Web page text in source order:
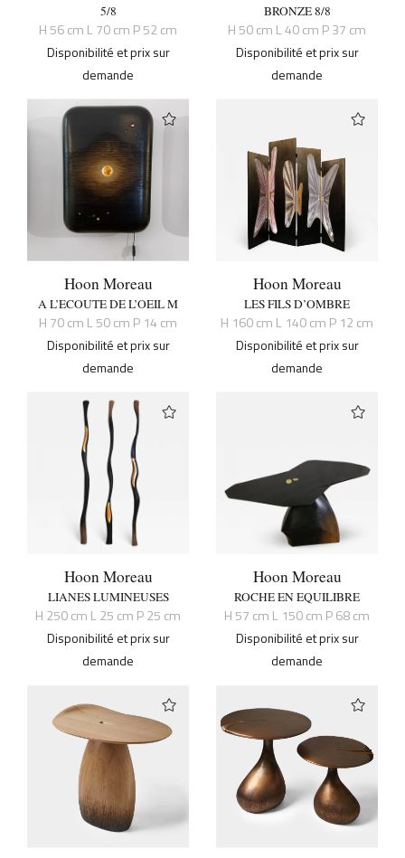
5/8
H 56 cm L 70 cm P 52 cm
Disponibilité et prix sur
demande
BRONZE 8/8
H 50 cm L 40 cm P 37 cm
Disponibilité et prix sur
demande
Hoon Moreau
A L’ECOUTE DE L’OEIL M
H 70 cm L 50 cm P 14 cm
Disponibilité et prix sur
demande
Hoon Moreau
LES FILS D’OMBRE
H 160 cm L 140 cm P 12 cm
Disponibilité et prix sur
demande
Hoon Moreau
LIANES LUMINEUSES
H 250 cm L 25 cm P 25 cm
Disponibilité et prix sur
demande
Hoon Moreau
ROCHE EN EQUILIBRE
H 57 cm L 150 cm P 68 cm
Disponibilité et prix sur
demande